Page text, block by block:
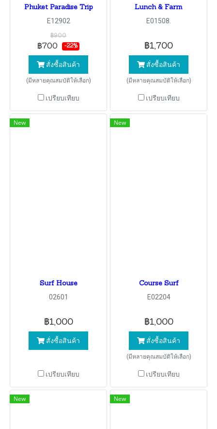
Phuket Paradise Trip
E12902
฿900
฿700 -22%
สั่งซื้อสินค้า
(มีหลายคุณสมบัติให้เลือก)
เปรียบเทียบ
Lunch & Farm
E01508.
฿1,700
สั่งซื้อสินค้า
(มีหลายคุณสมบัติให้เลือก)
เปรียบเทียบ
New
Surf House
02601
฿1,000
สั่งซื้อสินค้า
เปรียบเทียบ
New
Course Surf
E02204
฿1,000
สั่งซื้อสินค้า
(มีหลายคุณสมบัติให้เลือก)
เปรียบเทียบ
New New